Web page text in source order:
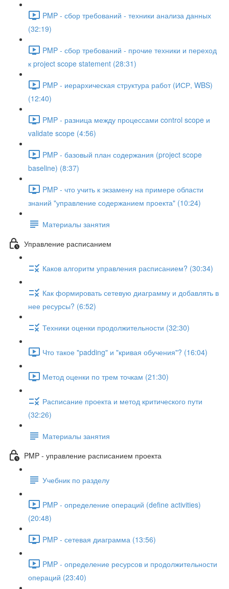
PMP - сбор требований - техники анализа данных
(32:19)
PMP - сбор требований - прочие техники и переход
к project scope statement (28:31)
PMP - иерархическая структура работ (ИСР, WBS)
(12:40)
PMP - разница между процессами control scope и
validate scope (4:56)
PMP - базовый план содержания (project scope
baseline) (8:37)
PMP - что учить к экзамену на примере области
знаний "управление содержанием проекта" (10:24)
Материалы занятия
Управление расписанием
Каков алгоритм управления расписанием? (30:34)
Как формировать сетевую диаграмму и добавлять в
нее ресурсы? (6:52)
Техники оценки продолжительности (32:30)
Что такое "padding" и "кривая обучения"? (16:04)
Метод оценки по трем точкам (21:30)
Расписание проекта и метод критического пути
(32:26)
Материалы занятия
PMP - управление расписанием проекта
Учебник по разделу
PMP - определение операций (define activities)
(20:48)
PMP - сетевая диаграмма (13:56)
PMP - определение ресурсов и продолжительности
операций (23:40)